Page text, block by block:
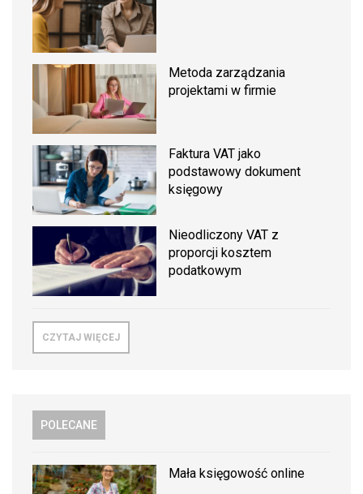
Metoda zarządzania
projektami w firmie
Faktura VAT jako
podstawowy dokument
księgowy
Nieodliczony VAT z
proporcji kosztem
podatkowym
CZYTAJ WIĘCEJ
POLECANE
Mała księgowość online